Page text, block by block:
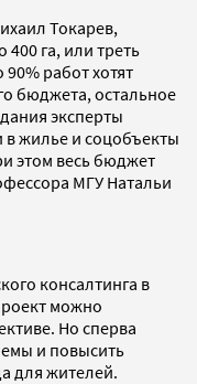
Токарев,
га, или треть
работ хотят
бюджета, остальное
эксперты
в жилье и соцобъекты
этом весь бюджет
МГУ Натальи
консалтинга в
можно
Но сперва
и повысить
для жителей.